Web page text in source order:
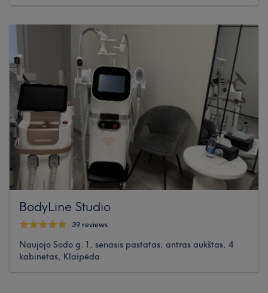
BodyLine Studio
39 reviews
Naujojo Sodo g. 1, senasis pastatas, antras aukštas, 4
kabinetas, Klaipėda